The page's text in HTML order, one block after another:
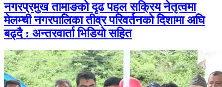
नगरप्रमुख तामाङको दृढ पहल सक्रिय नेतृत्वमा
मेलम्ची नगरपालिका तीव्र परिवर्तनको दिशामा अघि
बढ्दै : अन्तरवार्ता भिडियो सहित